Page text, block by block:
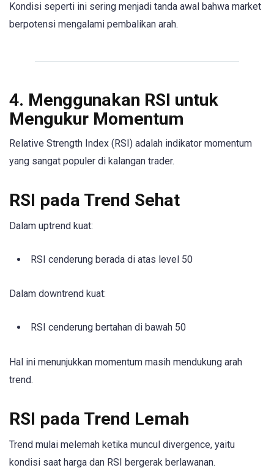
Kondisi seperti ini sering menjadi tanda awal bahwa market
berpotensi mengalami pembalikan arah.
4. Menggunakan RSI untuk
Mengukur Momentum
Relative Strength Index (RSI) adalah indikator momentum
yang sangat populer di kalangan trader.
RSI pada Trend Sehat
Dalam uptrend kuat:
RSI cenderung berada di atas level 50
Dalam downtrend kuat:
RSI cenderung bertahan di bawah 50
Hal ini menunjukkan momentum masih mendukung arah
trend.
RSI pada Trend Lemah
Trend mulai melemah ketika muncul divergence, yaitu
kondisi saat harga dan RSI bergerak berlawanan.